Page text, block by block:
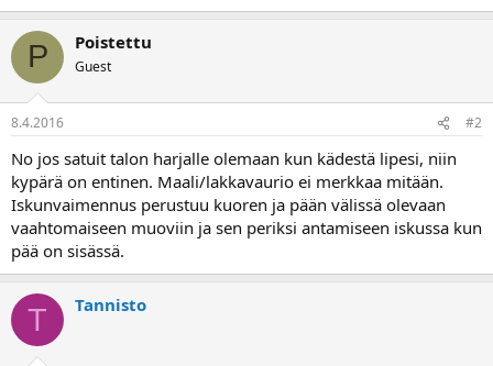
P Poistettu
Guest
8.4.2016 #2
No jos satuit talon harjalle olemaan kun kädestä lipesi, niin
kypärä on entinen. Maali/lakkavaurio ei merkkaa mitään.
Iskunvaimennus perustuu kuoren ja pään välissä olevaan
vaahtomaiseen muoviin ja sen periksi antamiseen iskussa kun
pää on sisässä.
T Tannisto